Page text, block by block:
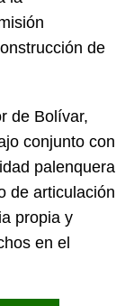
de
de Bolívar,
conjunto con
palenquera
de articulación
propia y
en el